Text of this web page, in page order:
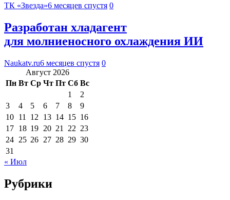
ТК «Звезда»6 месяцев спустя 0
Разработан хладагент
для молниеносного охлаждения ИИ
Naukatv.ru6 месяцев спустя 0
Август 2026
Пн Вт Ср Чт Пт Сб Вс
1
2
3
4 5 6 7 8
9
10 11 12 13 14 15 16
17 18 19 20 21 22 23
24 25 26 27 28 29 30
31
« Июл
Рубрики